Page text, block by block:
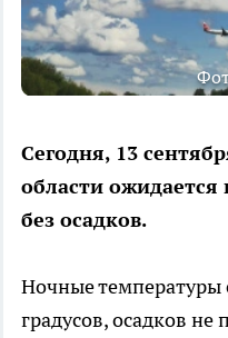
Сегодня, 13
области
без осадков.
Ночные температуры
градусов, осадков